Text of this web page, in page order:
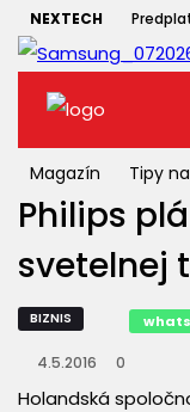
NEXTECH
Magazín Tipy
Philips
svetelnej
BIZNIS
4.5.2016 0
Holandská